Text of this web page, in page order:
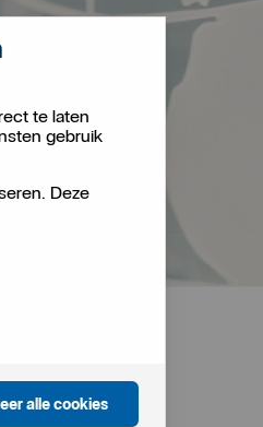
te laten
gebruik
Deze
alle cookies